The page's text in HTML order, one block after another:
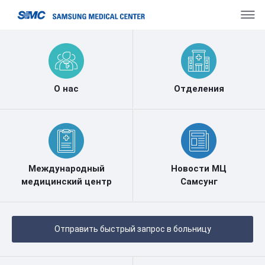
О нас Отделения
Международный
медицинский центр
Новости МЦ
Самсунг
Отправить быстрый запрос в больницу